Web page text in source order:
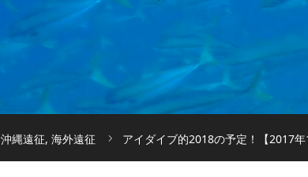
沖縄遠征, 海外遠征 アイダイブ的2018の予定！【2017年